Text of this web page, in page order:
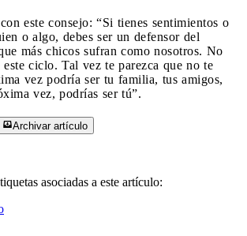
este consejo: “Si tienes sentimientos o
o algo, debes ser un defensor del
más chicos sufran como nosotros. No
ciclo. Tal vez te parezca que no te
vez podría ser tu familia, tus amigos,
vez, podrías ser tú”.
Archivar artículo
asociadas a este artículo: